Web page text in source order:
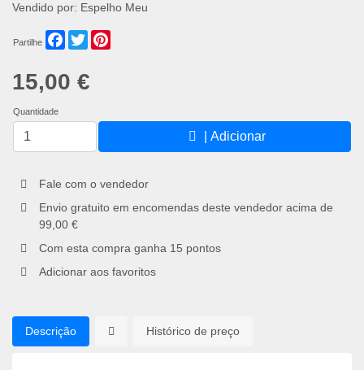
Vendido por: Espelho Meu
Partilhe Facebook
Twitter
15,00 €
Quantidade
| Adicionar
Fale com o vendedor
Envio gratuito em encomendas deste vendedor acima de
99,00 €
Com esta compra ganha 15 pontos
Adicionar aos favoritos
Descrição Histórico de preço